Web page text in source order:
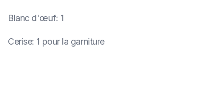
Blanc d'œuf: 1
Cerise: 1 pour la garniture